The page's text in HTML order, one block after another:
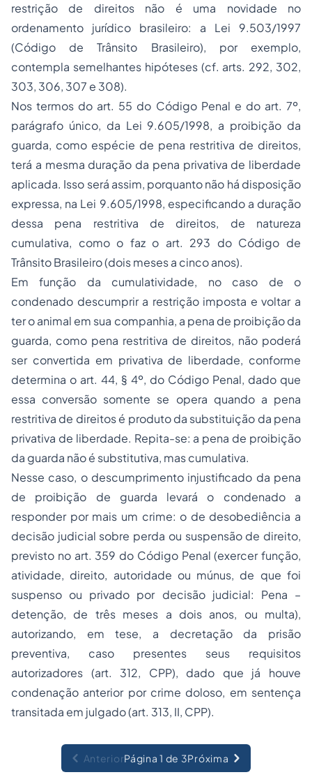
restrição de direitos não é uma novidade no
ordenamento jurídico brasileiro: a Lei 9.503/1997
(Código de Trânsito Brasileiro), por exemplo,
contempla semelhantes hipóteses (cf. arts. 292, 302,
303, 306, 307 e 308).
Nos termos do art. 55 do Código Penal e do art. 7º,
parágrafo único, da Lei 9.605/1998, a proibição da
guarda, como espécie de pena restritiva de direitos,
terá a mesma duração da pena privativa de liberdade
aplicada. Isso será assim, porquanto não há disposição
expressa, na Lei 9.605/1998, especificando a duração
dessa pena restritiva de direitos, de natureza
cumulativa, como o faz o art. 293 do Código de
Trânsito Brasileiro (dois meses a cinco anos).
Em função da cumulatividade, no caso de o
condenado descumprir a restrição imposta e voltar a
ter o animal em sua companhia, a pena de proibição da
guarda, como pena restritiva de direitos, não poderá
ser convertida em privativa de liberdade, conforme
determina o art. 44, § 4º, do Código Penal, dado que
essa conversão somente se opera quando a pena
restritiva de direitos é produto da substituição da pena
privativa de liberdade. Repita-se: a pena de proibição
da guarda não é substitutiva, mas cumulativa.
Nesse caso, o descumprimento injustificado da pena
de proibição de guarda levará o condenado a
responder por mais um crime: o de desobediência a
decisão judicial sobre perda ou suspensão de direito,
previsto no art. 359 do Código Penal (exercer função,
atividade, direito, autoridade ou múnus, de que foi
suspenso ou privado por decisão judicial: Pena –
detenção, de três meses a dois anos, ou multa),
autorizando, em tese, a decretação da prisão
preventiva, caso presentes seus requisitos
autorizadores (art. 312, CPP), dado que já houve
condenação anterior por crime doloso, em sentença
transitada em julgado (art. 313, II, CPP).
AnteriorPágina 1 de 3Próxima